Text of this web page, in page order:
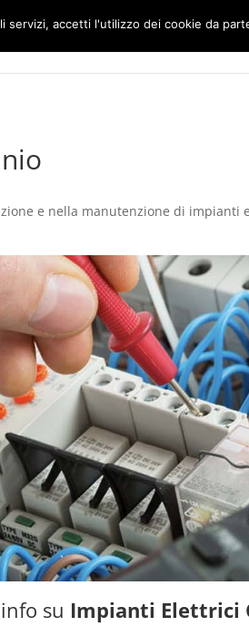
Home Impianti Elettrici Roma
e nella manutenzione di
su Impianti Elettrici
servizi, accetti l'utilizzo dei cookie da